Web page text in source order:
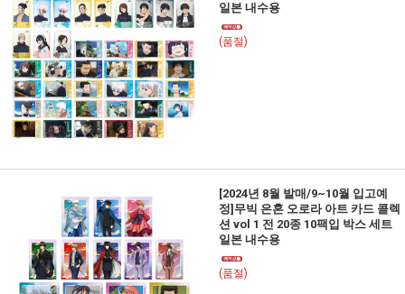
일본 내수용
(품절)
[2024년 8월 발매/9~10월 입고예
정]무빅 은혼 오로라 아트 카드 콜렉
션 vol 1 전 20종 10팩입 박스 세트
일본 내수용
(품절)